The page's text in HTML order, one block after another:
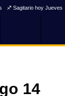
♐ Sagitario hoy Jueves
14